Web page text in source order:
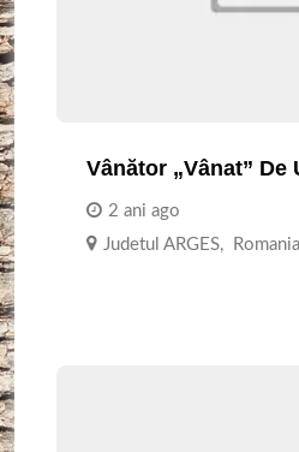
Vânător „vânat” De
2 ani ago
Judetul ARGES, Romania